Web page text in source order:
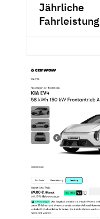
Jährliche
Fahrleistung